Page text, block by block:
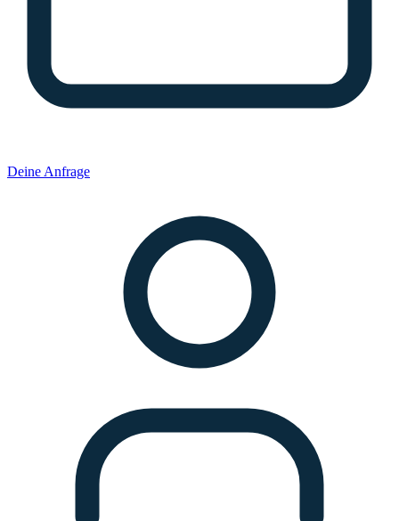
Deine Anfrage